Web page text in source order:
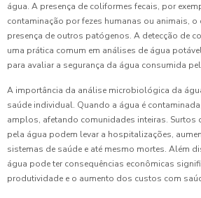
água. A presença de coliformes fecais, por
contaminação por fezes humanas ou animais, o
presença de outros patógenos. A detecção de
uma prática comum em análises de água
para avaliar a segurança da água consumida
A importância da análise microbiológica da
saúde individual. Quando a água é
amplos, afetando comunidades inteiras. Surtos
pela água podem levar a hospitalizações,
sistemas de saúde e até mesmo mortes. Além
água pode ter consequências econômicas
produtividade e o aumento dos custos com